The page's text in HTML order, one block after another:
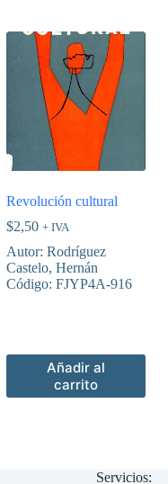
Revolución cultural
$2,50 + IVA
Autor: Rodríguez
Castelo, Hernán
Código: FJYP4A-916
Añadir al
carrito
Servicios: